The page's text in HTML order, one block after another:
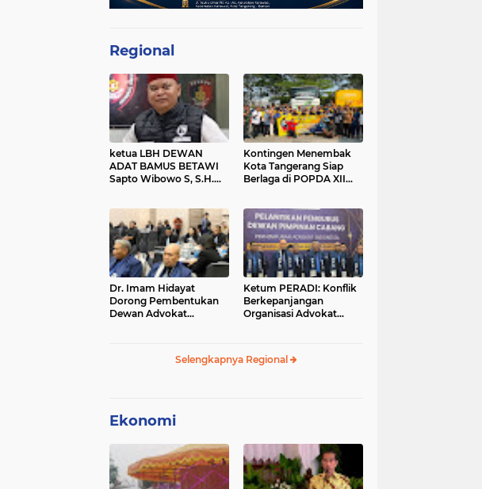
Regional
ketua LBH DEWAN
ADAT BAMUS BETAWI
Sapto Wibowo S, S.H.
Statement di Media
Kontingen Menembak
Kota Tangerang Siap
Berlaga di POPDA XII
Dr. Imam Hidayat
Dorong Pembentukan
Dewan Advokat
Ketum PERADI: Konflik
Berkepanjangan
Organisasi Advokat
Selengkapnya Regional
Ekonomi